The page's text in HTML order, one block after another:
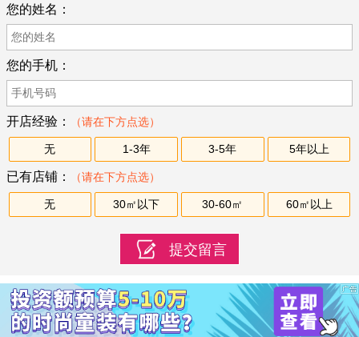
您的姓名：
您的手机：
开店经验： （请在下方点选）
无 1-3年 3-5年 5年以上
已有店铺： （请在下方点选）
无 30㎡以下 30-60㎡ 60㎡以上